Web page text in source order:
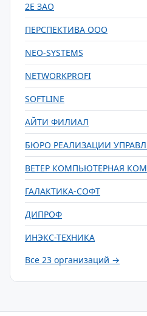
2Е ЗАО
ПЕРСПЕКТИВА ООО
NEO-SYSTEMS
NETWORKPROFI
SOFTLINE
АЙТИ ФИЛИАЛ
БЮРО РЕАЛИЗАЦИИ
ВЕТЕР КОМПЬЮТЕРНАЯ
ГАЛАКТИКА-СОФТ
ДИПРОФ
ИНЭКС-ТЕХНИКА
Все 23 организаций →